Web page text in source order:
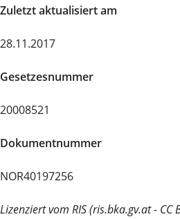
Zuletzt aktualisiert am
28.11.2017
Gesetzesnummer
20008521
Dokumentnummer
NOR40197256
Lizenziert vom RIS (ris.bka.gv.at - CC